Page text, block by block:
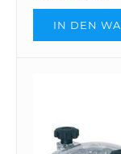
IN DEN